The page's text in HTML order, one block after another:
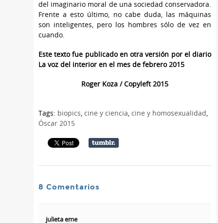
del imaginario moral de una sociedad conservadora.
Frente a esto último, no cabe duda, las máquinas
son inteligentes, pero los hombres sólo de vez en
cuando.
Este texto fue publicado en otra versión por el diario
La voz del interior en el mes de febrero 2015
Roger Koza / Copyleft 2015
Tags: biopics cine y ciencia cine y homosexualidad
Óscar 2015
8 Comentarios
julieta eme